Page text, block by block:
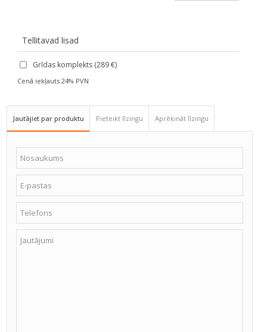
Birstes augstums
Jumta platība
Jumta pārkare
Iepakojuma izmēri
440*118*53 cm
Tellitavad lisad
Grīdas komplekts (289€)
Cenā iekļauts 24% PVN
Jautājiet par produktu Pieteikt līzingu Aprēķināt līzingu